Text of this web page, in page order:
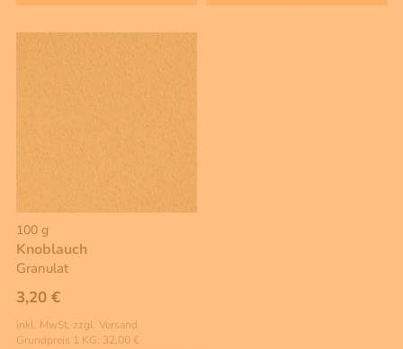
100 g
Knoblauch
Granulat
3,20 €
inkl. MwSt, zzgl. Versand
Grundpreis 1 KG: 32,00 €